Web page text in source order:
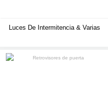
Luces De Intermitencia & Varias